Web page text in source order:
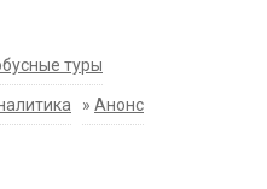
туры
» Анонс